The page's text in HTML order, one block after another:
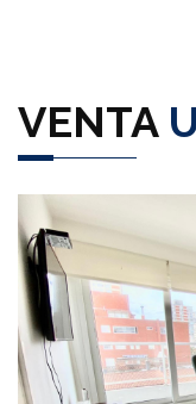
VENTA